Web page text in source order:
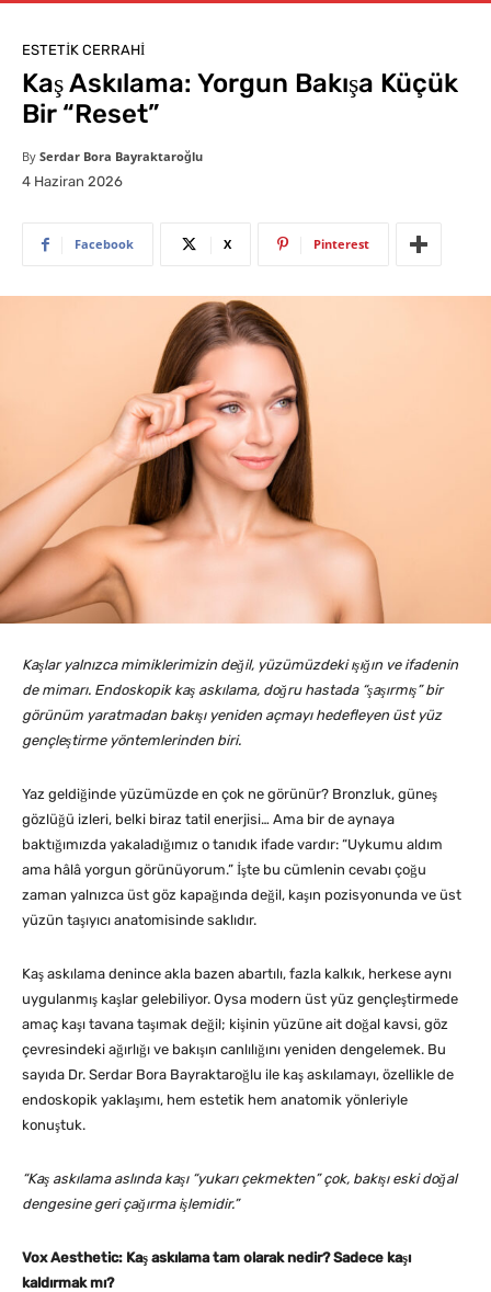
ESTETIK CERRAHI
Kaş Askılama: Yorgun Bakışa Küçük
Bir “Reset”
By Serdar Bora Bayraktaroğlu
4 Haziran 2026
Facebook X Pinterest
Kaşlar yalnızca mimiklerimizin değil, yüzümüzdeki ışığın ve ifadenin
de mimarı. Endoskopik kaş askılama, doğru hastada “şaşırmış” bir
görünüm yaratmadan bakışı yeniden açmayı hedefleyen üst yüz
gençleştirme yöntemlerinden biri.
Yaz geldiğinde yüzümüzde en çok ne görünür? Bronzluk, güneş
gözlüğü izleri, belki biraz tatil enerjisi… Ama bir de aynaya
baktığımızda yakaladığımız o tanıdık ifade vardır: “Uykumu aldım
ama hâlâ yorgun görünüyorum.” İşte bu cümlenin cevabı çoğu
zaman yalnızca üst göz kapağında değil, kaşın pozisyonunda ve üst
yüzün taşıyıcı anatomisinde saklıdır.
Kaş askılama denince akla bazen abartılı, fazla kalkık, herkese aynı
uygulanmış kaşlar gelebiliyor. Oysa modern üst yüz gençleştirmede
amaç kaşı tavana taşımak değil; kişinin yüzüne ait doğal kavsi, göz
çevresindeki ağırlığı ve bakışın canlılığını yeniden dengelemek. Bu
sayıda Dr. Serdar Bora Bayraktaroğlu ile kaş askılamayı, özellikle de
endoskopik yaklaşımı, hem estetik hem anatomik yönleriyle
konuştuk.
“Kaş askılama aslında kaşı “yukarı çekmekten” çok, bakışı eski doğal
dengesine geri çağırma işlemidir.”
Vox Aesthetic: Kaş askılama tam olarak nedir? Sadece kaşı
kaldırmak mı?